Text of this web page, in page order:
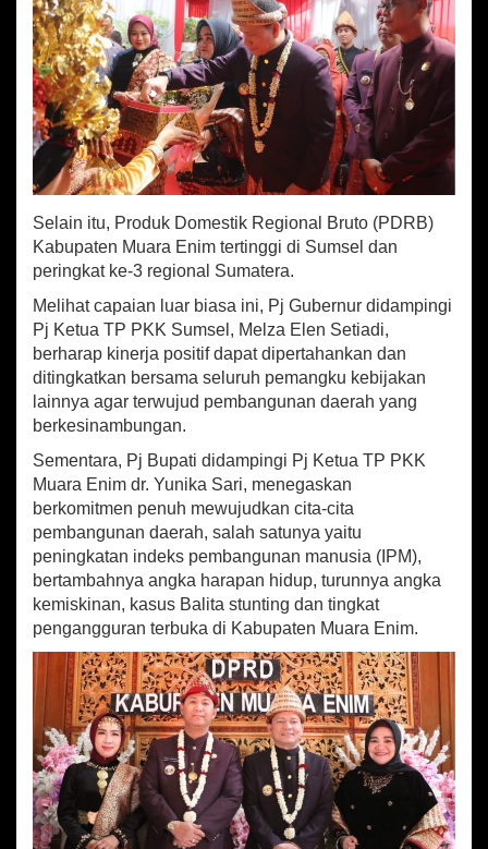
e
n
k
y
P
u
t
r
a
w
a
Selain itu, Produk Domestik Regional Bruto (PDRB)
Kabupaten Muara Enim tertinggi di Sumsel dan
peringkat ke-3 regional Sumatera.
Melihat capaian luar biasa ini, Pj Gubernur didampingi
Pj Ketua TP PKK Sumsel, Melza Elen Setiadi,
berharap kinerja positif dapat dipertahankan dan
ditingkatkan bersama seluruh pemangku kebijakan
lainnya agar terwujud pembangunan daerah yang
berkesinambungan.
Sementara, Pj Bupati didampingi Pj Ketua TP PKK
Muara Enim dr. Yunika Sari, menegaskan
berkomitmen penuh mewujudkan cita-cita
pembangunan daerah, salah satunya yaitu
peningkatan indeks pembangunan manusia (IPM),
bertambahnya angka harapan hidup, turunnya angka
kemiskinan, kasus Balita stunting dan tingkat
pengangguran terbuka di Kabupaten Muara Enim.